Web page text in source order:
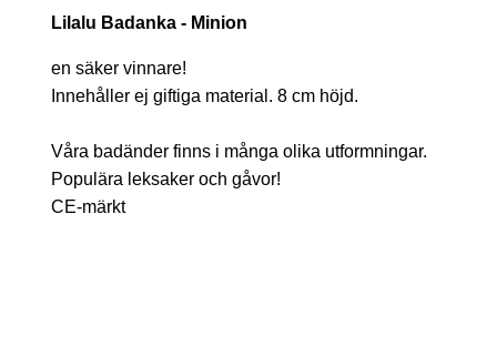
Lilalu Badanka - Minion
en säker vinnare!
Innehåller ej giftiga material. 8 cm höjd.
Våra badänder finns i många olika utformningar.
Populära leksaker och gåvor!
CE-märkt